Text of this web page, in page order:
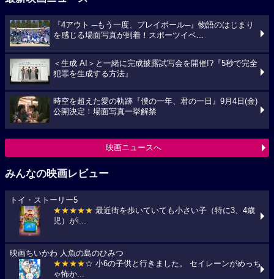
『4アウト ─もう一度、プレイボール─』物語のはじまり
を感じる場面写真が到着！スポーツイベ...
＜生成 AI＞と一緒に完成披露試写会を開催!?『5秒で完全
犯罪を生成する方法』
時空を超えた愛の軌跡『僕の一年、君の一日』9月4日(金)
公開決定！場面写真一挙解禁
映画ニュースへ
みんなの映画レビュー
トイ・ストーリー5
★★★★★ 最近街を歩いていても小さい子（特に3、4歳
児）がi...
映画ちいかわ 人魚の島のひみつ
★★★★☆ 小6の子供と行きました。 セイレーンがめっち
ゃ怖か...